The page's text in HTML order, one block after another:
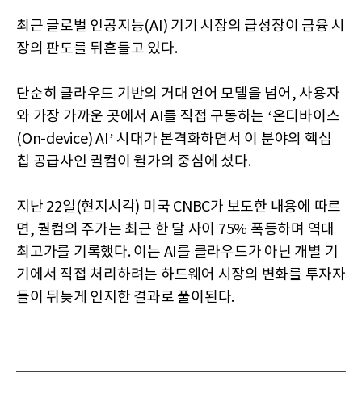
최근 글로벌 인공지능(AI) 기기 시장의 급성장이 금융 시
장의 판도를 뒤흔들고 있다.
단순히 클라우드 기반의 거대 언어 모델을 넘어, 사용자
와 가장 가까운 곳에서 AI를 직접 구동하는 ‘온디바이스
(On-device) AI’ 시대가 본격화하면서 이 분야의 핵심
칩 공급사인 퀄컴이 월가의 중심에 섰다.
지난 22일(현지시각) 미국 CNBC가 보도한 내용에 따르
면, 퀄컴의 주가는 최근 한 달 사이 75% 폭등하며 역대
최고가를 기록했다. 이는 AI를 클라우드가 아닌 개별 기
기에서 직접 처리하려는 하드웨어 시장의 변화를 투자자
들이 뒤늦게 인지한 결과로 풀이된다.